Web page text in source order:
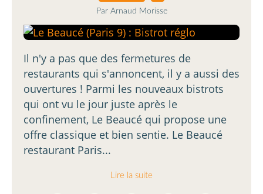
Par Arnaud Morisse
Il n'y a pas que des fermetures de
restaurants qui s'annoncent, il y a aussi des
ouvertures ! Parmi les nouveaux bistrots
qui ont vu le jour juste après le
confinement, Le Beaucé qui propose une
offre classique et bien sentie. Le Beaucé
restaurant Paris...
Lire la suite